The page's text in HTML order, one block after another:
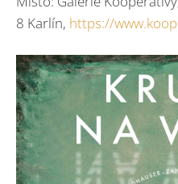
8 Karlín, https://